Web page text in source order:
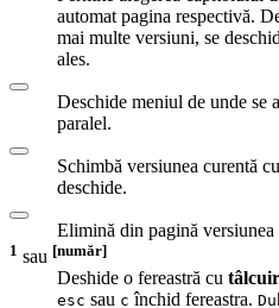
automat pagina respectivă.
mai multe versiuni, se
ales.
Deschide meniul de unde se
paralel.
Schimbă versiunea curentă
deschide.
Elimină din pagină versiunea
1 sau [număr]
Deshide o fereastră cu
esc sau c închid fereastra.